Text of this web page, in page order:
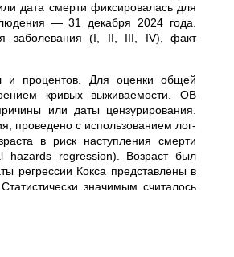
дата смерти фиксировалась для
— 31 декабря 2024 года.
заболевания (I, II, III, IV), факт
и процентов. Для оценки общей
кривых выживаемости. ОВ
или даты цензурирования.
проведено с использованием лог-
в риск наступления смерти
hazards regression). Возраст был
регрессии Кокса представлены в
значимым считалось